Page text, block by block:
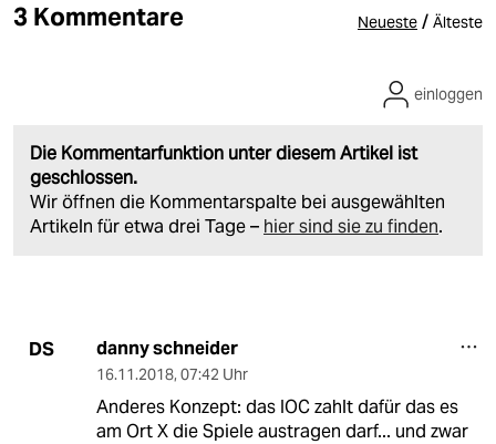
3 Kommentare Neueste / Älteste
Die Kommentarfunktion unter diesem Artikel ist
geschlossen.
Wir öffnen die Kommentarspalte bei ausgewählten
Artikeln für etwa drei Tage – hier sind sie zu finden.
einloggen
DS danny schneider
16.11.2018, 07:42 Uhr
Anderes Konzept: das IOC zahlt dafür das es
am Ort X die Spiele austragen darf... und zwar